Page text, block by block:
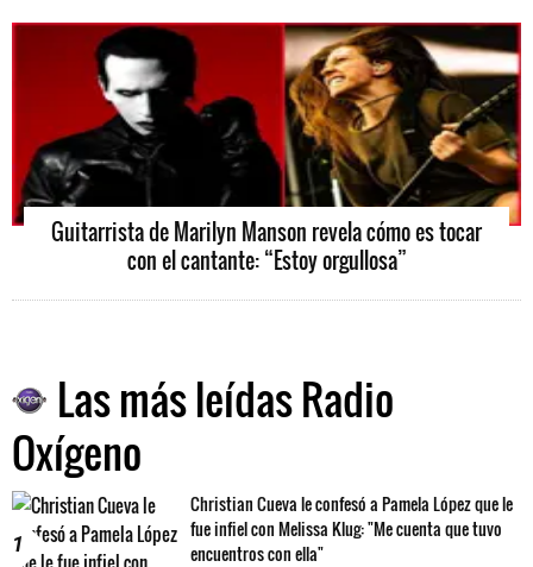
Guitarrista de Marilyn Manson revela cómo es tocar
con el cantante: “Estoy orgullosa”
Las más leídas Radio
Oxígeno
1
Christian Cueva le confesó a Pamela López que le
fue infiel con Melissa Klug: "Me cuenta que tuvo
encuentros con ella"